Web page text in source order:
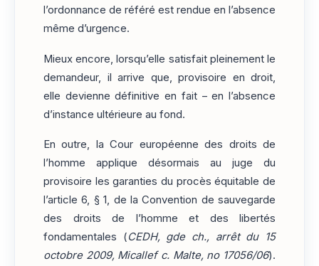
l’ordonnance de référé est rendue en l’absence
même d’urgence.
Mieux encore, lorsqu’elle satisfait pleinement le
demandeur, il arrive que, provisoire en droit,
elle devienne définitive en fait – en l’absence
d’instance ultérieure au fond.
En outre, la Cour européenne des droits de
l’homme applique désormais au juge du
provisoire les garanties du procès équitable de
l’article 6, § 1, de la Convention de sauvegarde
des droits de l’homme et des libertés
fondamentales (CEDH, gde ch., arrêt du 15
octobre 2009, Micallef c. Malte, no 17056/06).